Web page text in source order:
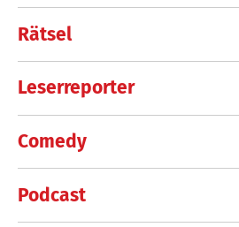
Rätsel
Leserreporter
Comedy
Podcast